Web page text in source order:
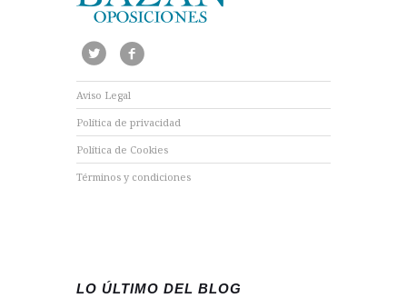
Aviso Legal
Política de privacidad
Política de Cookies
Términos y condiciones
LO ÚLTIMO DEL BLOG